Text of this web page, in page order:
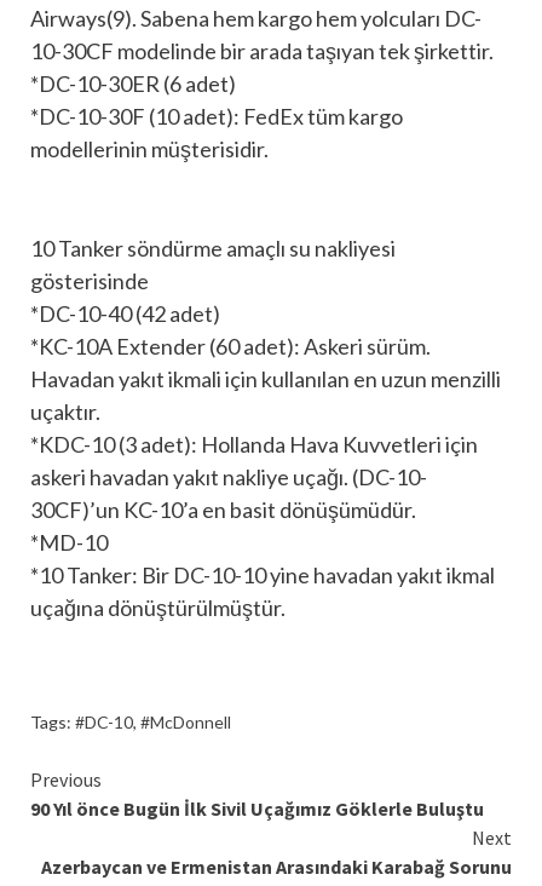
Airways(9). Sabena hem kargo hem yolcuları DC-
10-30CF modelinde bir arada taşıyan tek şirkettir.
*DC-10-30ER (6 adet)
*DC-10-30F (10 adet): FedEx tüm kargo
modellerinin müşterisidir.
10 Tanker söndürme amaçlı su nakliyesi
gösterisinde
*DC-10-40 (42 adet)
*KC-10A Extender (60 adet): Askeri sürüm.
Havadan yakıt ikmali için kullanılan en uzun menzilli
uçaktır.
*KDC-10 (3 adet): Hollanda Hava Kuvvetleri için
askeri havadan yakıt nakliye uçağı. (DC-10-
30CF)’un KC-10’a en basit dönüşümüdür.
*MD-10
*10 Tanker: Bir DC-10-10 yine havadan yakıt ikmal
uçağına dönüştürülmüştür.
Tags: #DC-10, #McDonnell
Continue
Reading
Previous
90 Yıl önce Bugün İlk Sivil Uçağımız Göklerle Buluştu
Next
Azerbaycan ve Ermenistan Arasındaki Karabağ Sorunu